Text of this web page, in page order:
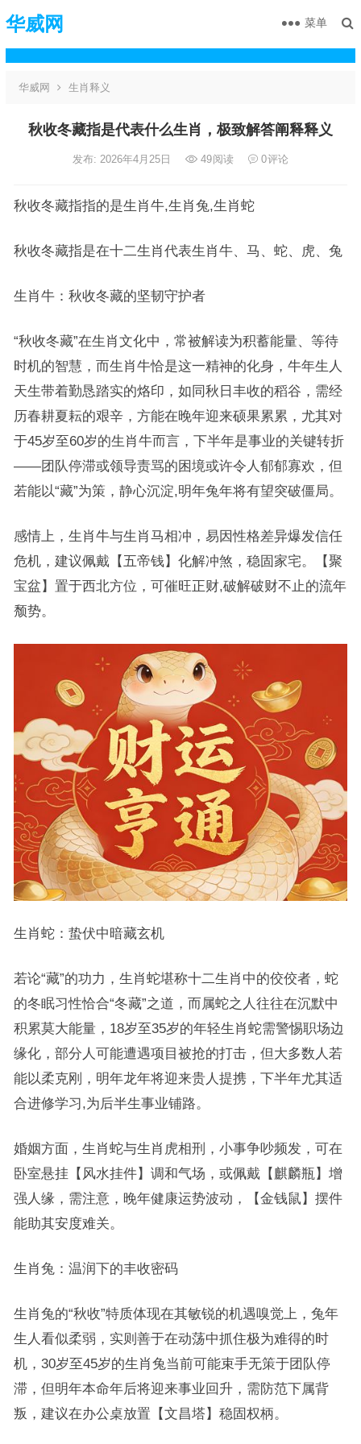
华威网 菜单
华威网 生肖释义
秋收冬藏指是代表什么生肖，极致解答阐释释义
发布: 2026年4月25日 49阅读 0评论
秋收冬藏指指的是生肖牛,生肖兔,生肖蛇
秋收冬藏指是在十二生肖代表生肖牛、马、蛇、虎、兔
生肖牛：秋收冬藏的坚韧守护者
“秋收冬藏”在生肖文化中，常被解读为积蓄能量、等待
时机的智慧，而生肖牛恰是这一精神的化身，牛年生人
天生带着勤恳踏实的烙印，如同秋日丰收的稻谷，需经
历春耕夏耘的艰辛，方能在晚年迎来硕果累累，尤其对
于45岁至60岁的生肖牛而言，下半年是事业的关键转折
——团队停滞或领导责骂的困境或许令人郁郁寡欢，但
若能以“藏”为策，静心沉淀,明年兔年将有望突破僵局。
感情上，生肖牛与生肖马相冲，易因性格差异爆发信任
危机，建议佩戴【五帝钱】化解冲煞，稳固家宅。【聚
宝盆】置于西北方位，可催旺正财,破解破财不止的流年
颓势。
生肖蛇：蛰伏中暗藏玄机
若论“藏”的功力，生肖蛇堪称十二生肖中的佼佼者，蛇
的冬眠习性恰合“冬藏”之道，而属蛇之人往往在沉默中
积累莫大能量，18岁至35岁的年轻生肖蛇需警惕职场边
缘化，部分人可能遭遇项目被抢的打击，但大多数人若
能以柔克刚，明年龙年将迎来贵人提携，下半年尤其适
合进修学习,为后半生事业铺路。
婚姻方面，生肖蛇与生肖虎相刑，小事争吵频发，可在
卧室悬挂【风水挂件】调和气场，或佩戴【麒麟瓶】增
强人缘，需注意，晚年健康运势波动，【金钱鼠】摆件
能助其安度难关。
生肖兔：温润下的丰收密码
生肖兔的“秋收”特质体现在其敏锐的机遇嗅觉上，兔年
生人看似柔弱，实则善于在动荡中抓住极为难得的时
机，30岁至45岁的生肖兔当前可能束手无策于团队停
滞，但明年本命年后将迎来事业回升，需防范下属背
叛，建议在办公桌放置【文昌塔】稳固权柄。